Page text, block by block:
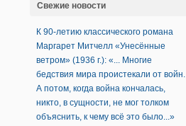
Свежие новости
К 90-летию классического романа
Маргарет Митчелл «Унесённые
ветром» (1936 г.): «... Многие
бедствия мира проистекали от войн.
А потом, когда война кончалась,
никто, в сущности, не мог толком
объяснить, к чему всё это было...»